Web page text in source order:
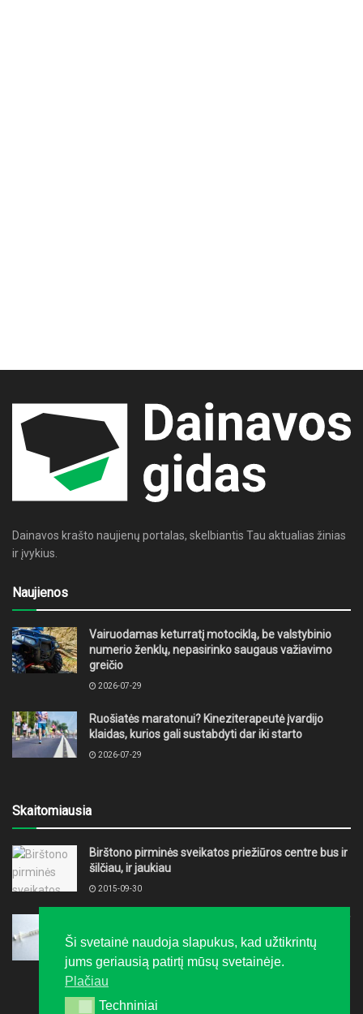
Dainavos krašto naujienų portalas, skelbiantis Tau aktualias žinias
ir įvykius.
Naujienos
Vairuodamas keturratį motociklą, be valstybinio
numerio ženklų, nepasirinko saugaus važiavimo
greičio
2026-07-29
Ruošiatės maratonui? Kineziterapeutė įvardijo
klaidas, kurios gali sustabdyti dar iki starto
2026-07-29
Skaitomiausia
Birštono pirminės sveikatos priežiūros centre bus ir
šilčiau, ir jaukiau
2015-09-30
infekcijos atvejai
2017-07-08
Ši svetainė naudoja slapukus, kad užtikrintų
jums geriausią patirtį mūsų svetainėje.
Plačiau
Techniniai
Techniniai